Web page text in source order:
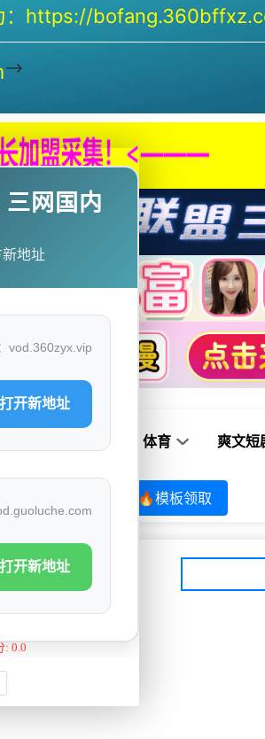
https://
-->
体育 爽文短
🔥模板领取
: 0.0
网国内
新地址
vod.360zyx.vip
打开新地址
打开新地址